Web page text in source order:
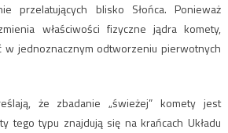
przelatujących blisko Słońca. Ponieważ
właściwości fizyczne jądra komety,
w jednoznacznym odtworzeniu pierwotnych
że zbadanie „świeżej” komety jest
tego typu znajdują się na krańcach Układu